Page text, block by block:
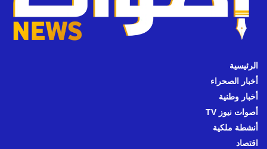
الرئيسية
أخبار الصحراء
أخبار وطنية
أصوات نيوز TV
أنشطة ملكية
اقتصاد